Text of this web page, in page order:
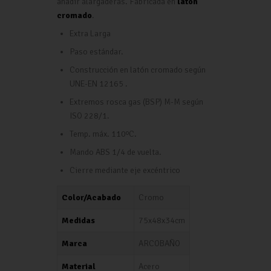
cromado.
Extra Larga
Paso estándar.
Construcción en latón cromado según
UNE-EN 12165 .
Extremos rosca gas (BSP) M-M según
ISO 228/1.
Temp. máx. 110ºC.
Mando ABS 1/4 de vuelta.
Cierre mediante eje excéntrico
Color/Acabado Cromo
Medidas 75x48x34cm
Marca ARCOBAÑO
Material Acero